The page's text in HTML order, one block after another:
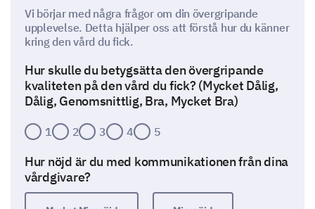
Vi börjar med några frågor om din övergripande
upplevelse. Detta hjälper oss att förstå hur du känner
kring den vård du fick.
Hur skulle du betygsätta den övergripande
kvaliteten på den vård du fick? (Mycket Dålig,
Dålig, Genomsnittlig, Bra, Mycket Bra)
1 2 3 4 5
Hur nöjd är du med kommunikationen från dina
vårdgivare?